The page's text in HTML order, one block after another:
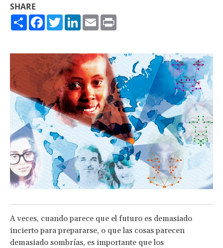
SHARE
ShareFacebook
TwitterLinkedIn
Email
A veces, cuando parece que el futuro es demasiado
incierto para prepararse, o que las cosas parecen
demasiado sombrías, es importante que los